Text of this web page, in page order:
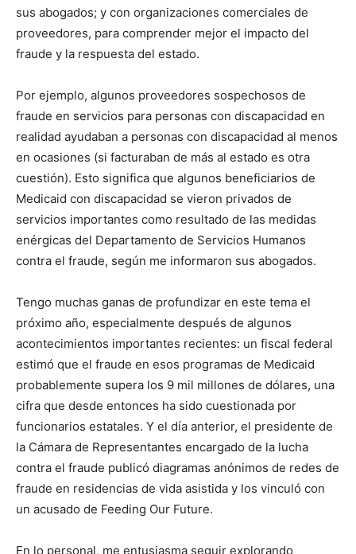
sus abogados; y con organizaciones comerciales de
proveedores, para comprender mejor el impacto del
fraude y la respuesta del estado.
Por ejemplo, algunos proveedores sospechosos de
fraude en servicios para personas con discapacidad en
realidad ayudaban a personas con discapacidad al menos
en ocasiones (si facturaban de más al estado es otra
cuestión). Esto significa que algunos beneficiarios de
Medicaid con discapacidad se vieron privados de
servicios importantes como resultado de las medidas
enérgicas del Departamento de Servicios Humanos
contra el fraude, según me informaron sus abogados.
Tengo muchas ganas de profundizar en este tema el
próximo año, especialmente después de algunos
acontecimientos importantes recientes: un fiscal federal
estimó que el fraude en esos programas de Medicaid
probablemente supera los 9 mil millones de dólares, una
cifra que desde entonces ha sido cuestionada por
funcionarios estatales. Y el día anterior, el presidente de
la Cámara de Representantes encargado de la lucha
contra el fraude publicó diagramas anónimos de redes de
fraude en residencias de vida asistida y los vinculó con
un acusado de Feeding Our Future.
En lo personal, me entusiasma seguir explorando